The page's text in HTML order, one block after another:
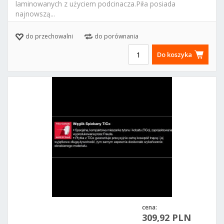
laminowanych z użyciem podcinacza.Piła posiada
najnowszą...
Marka:
FREUD
do przechowalni do porównania
Do koszyka
cena:
309,92 PLN